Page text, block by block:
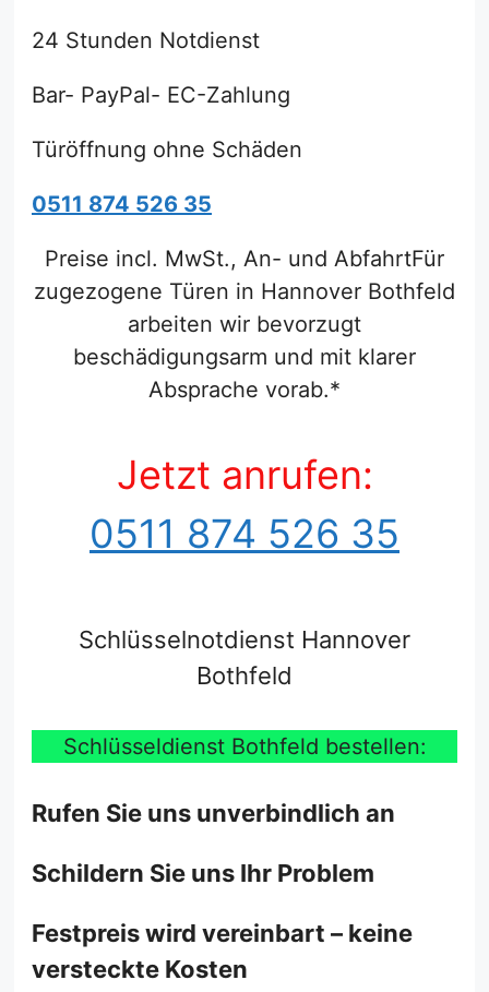
24 Stunden Notdienst
Bar- PayPal- EC-Zahlung
Türöffnung ohne Schäden
0511 874 526 35
Preise incl. MwSt., An- und AbfahrtFür
zugezogene Türen in Hannover Bothfeld
arbeiten wir bevorzugt
beschädigungsarm und mit klarer
Absprache vorab.*
Jetzt anrufen:
0511 874 526 35
Schlüsselnotdienst Hannover
Bothfeld
Schlüsseldienst Bothfeld bestellen:
Rufen Sie uns unverbindlich an
Schildern Sie uns Ihr Problem
Festpreis wird vereinbart – keine
versteckte Kosten